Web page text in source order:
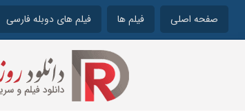
صفحه اصلی فیلم ها فیلم های دوبله فارسی